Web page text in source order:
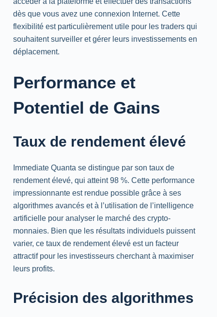
dès que vous avez une connexion Internet. Cette
flexibilité est particulièrement utile pour les traders qui
souhaitent surveiller et gérer leurs investissements en
déplacement.
Performance et
Potentiel de Gains
Taux de rendement élevé
Immediate Quanta se distingue par son taux de
rendement élevé, qui atteint 98 %. Cette performance
impressionnante est rendue possible grâce à ses
algorithmes avancés et à l’utilisation de l’intelligence
artificielle pour analyser le marché des crypto-
monnaies. Bien que les résultats individuels puissent
varier, ce taux de rendement élevé est un facteur
attractif pour les investisseurs cherchant à maximiser
leurs profits.
Précision des algorithmes